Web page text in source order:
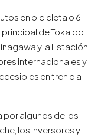
en bicicleta o 6
de Tokaido.
y la Estación
internacionales y
en tren o a
algunos de los
los inversores y